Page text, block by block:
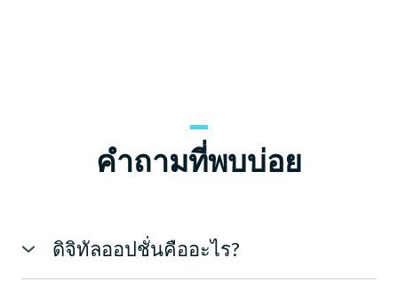
คำถามที่พบบ่อย
ดิจิทัลออปชั่นคืออะไร?